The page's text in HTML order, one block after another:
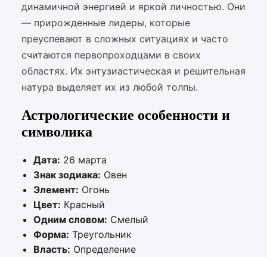
динамичной энергией и яркой личностью. Они
— прирожденные лидеры, которые
преуспевают в сложных ситуациях и часто
считаются первопроходцами в своих
областях. Их энтузиастическая и решительная
натура выделяет их из любой толпы.
Астрологические особенности и
символика
Дата: 26 марта
Знак зодиака: Овен
Элемент: Огонь
Цвет: Красный
Одним словом: Смелый
Форма: Треугольник
Власть: Определение